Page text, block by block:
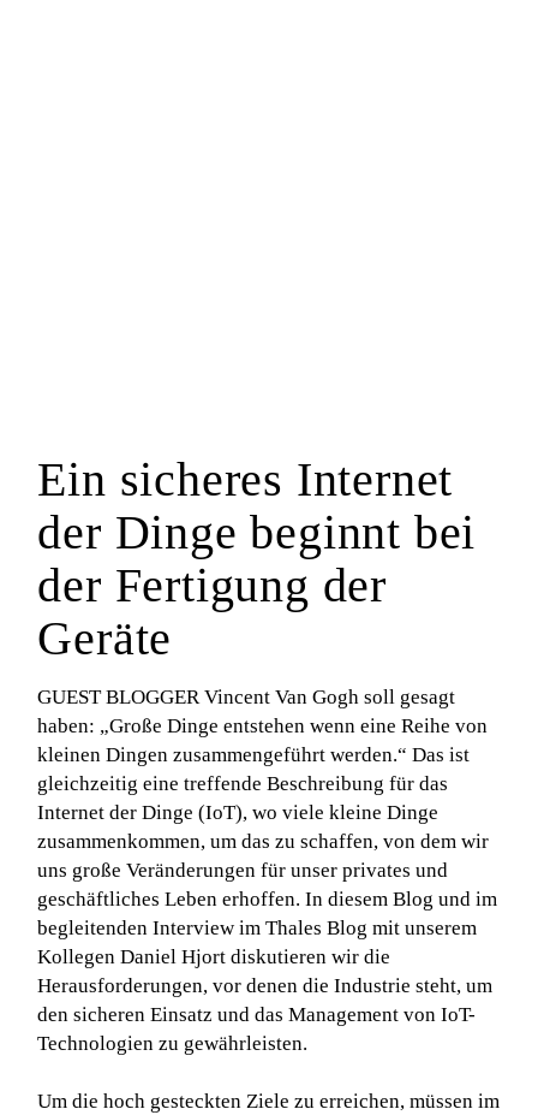
Ein sicheres Internet
der Dinge beginnt bei
der Fertigung der
Geräte
GUEST BLOGGER Vincent Van Gogh soll gesagt
haben: „Große Dinge entstehen wenn eine Reihe von
kleinen Dingen zusammengeführt werden.“ Das ist
gleichzeitig eine treffende Beschreibung für das
Internet der Dinge (IoT), wo viele kleine Dinge
zusammenkommen, um das zu schaffen, von dem wir
uns große Veränderungen für unser privates und
geschäftliches Leben erhoffen. In diesem Blog und im
begleitenden Interview im Thales Blog mit unserem
Kollegen Daniel Hjort diskutieren wir die
Herausforderungen, vor denen die Industrie steht, um
den sicheren Einsatz und das Management von IoT-
Technologien zu gewährleisten.
Um die hoch gesteckten Ziele zu erreichen, müssen im